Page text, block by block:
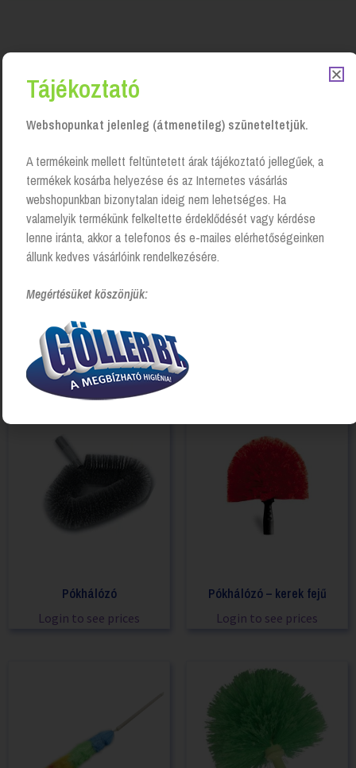
Kapcsolódó Termékek
Poroló – Teleszkópos
Login to see prices
Pókhálózó
Login to see prices
Pókhálózó – kerek fejű
Login to see prices
Tájékoztató
Webshopunkat jelenleg (átmenetileg) szüneteltetjük.
A termékeink mellett feltüntetett árak tájékoztató jellegűek, a
termékek kosárba helyezése és az Internetes vásárlás
webshopunkban bizonytalan ideig nem lehetséges. Ha
valamelyik termékünk felkeltette érdeklődését vagy kérdése
lenne iránta, akkor a telefonos és e-mailes elérhetőségeinken
állunk kedves vásárlóink rendelkezésére.
Megértésüket köszönjük: